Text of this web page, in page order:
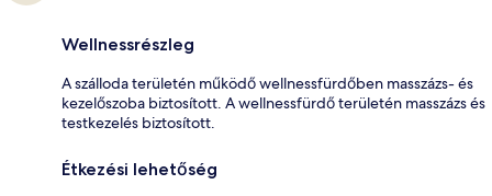
Wellnessrészleg
A szálloda területén működő wellnessfürdőben masszázs- és
kezelőszoba biztosított. A wellnessfürdő területén masszázs és
testkezelés biztosított.
Étkezési lehetőség